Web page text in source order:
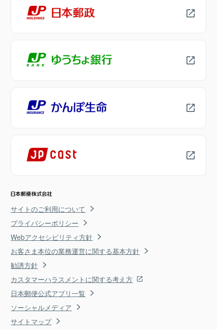
サイトのご利用について
プライバシーポリシー
Webアクセシビリティ方針
お客さま本位の業務運営に関する基本方針
勧誘方針
カスタマーハラスメントに関する考え方
日本郵便公式アプリ一覧
ソーシャルメディア
サイトマップ